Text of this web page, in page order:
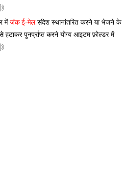
मेंजंक ई-मेलसंदेश स्थानांतरित करने या भेजने के
हटाकर पुनर्प्राप्त करने योग्य आइटम फ़ोल्डर में